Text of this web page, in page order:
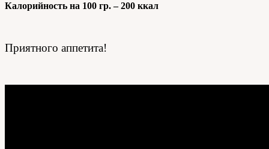
Калорийность на 100 гр. – 200 ккал
Приятного аппетита!